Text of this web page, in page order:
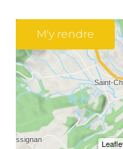
M'y rendre